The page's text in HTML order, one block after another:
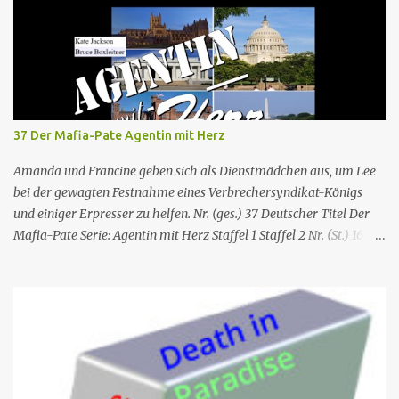
37 Der Mafia-Pate Agentin mit Herz
Amanda und Francine geben sich als Dienstmädchen aus, um Lee
bei der gewagten Festnahme eines Verbrechersyndikat-Königs
und einiger Erpresser zu helfen. Nr. (ges.) 37 Deutscher Titel Der
Mafia-Pate Serie: Agentin mit Herz Staffel 1 Staffel 2 Nr. (St.) 16
Mackenzie Buch Stephen Hattman Serieninfos: In dem Pilot der
Serie wird Amanda King , eine geschiedene Hausfrau und Mutter
von zwei Söhnen, als freie Mitarbeiterin eines kleinen US-
amerikanischen Geheimdienstes angeworben. Dort arbeitet sie als
Agentin an der Seite von Lee Stetson , Tarnname „Scarecrow“ (engl.